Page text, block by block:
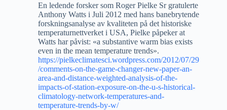
En ledende forsker som Roger Pielke Sr gratulerte
Anthony Watts i Juli 2012 med hans banebrytende
forskningsanalyse av kvaliteten på det historiske
temperaturnettverket i USA, Pielke påpeker at
Watts har påvist: «a substantive warm bias exists
even in the mean temperature trends».
https://pielkeclimatesci.wordpress.com/2012/07/29
/comments-on-the-game-changer-new-paper-an-
area-and-distance-weighted-analysis-of-the-
impacts-of-station-exposure-on-the-u-s-historical-
climatology-network-temperatures-and-
temperature-trends-by-w/